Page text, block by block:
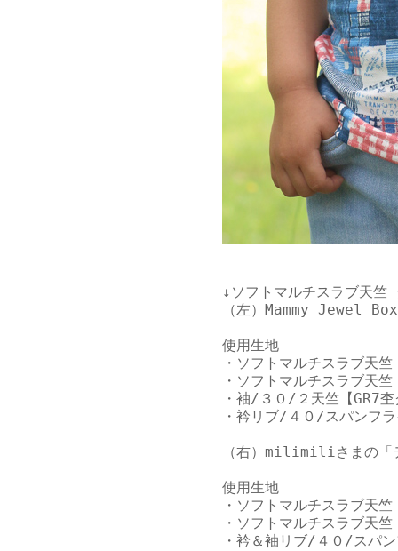
↓ソフトマルチスラブ天竺
（左）Mammy Jewel
使用生地
・ ソフトマルチスラブ天
・ソフトマルチスラブ天
・袖/ ３０/２天竺【GR7
・衿リブ/ ４０/スパンフ
（右）milimiliさまの
使用生地
・ソフトマルチスラブ天
・ ソフトマルチスラブ天
・衿＆袖リブ/ ４０/スパ